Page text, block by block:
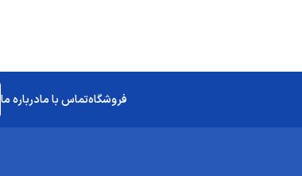
فروشگاهتماس با مادرباره ما